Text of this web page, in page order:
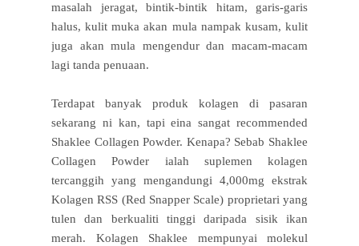
masalah jeragat, bintik-bintik hitam, garis-garis
halus, kulit muka akan mula nampak kusam, kulit
juga akan mula mengendur dan macam-macam
lagi tanda penuaan.
Terdapat banyak produk kolagen di pasaran
sekarang ni kan, tapi eina sangat recommended
Shaklee Collagen Powder. Kenapa? Sebab Shaklee
Collagen Powder ialah suplemen kolagen
tercanggih yang mengandungi 4,000mg ekstrak
Kolagen RSS (Red Snapper Scale) proprietari yang
tulen dan berkualiti tinggi daripada sisik ikan
merah. Kolagen Shaklee mempunyai molekul